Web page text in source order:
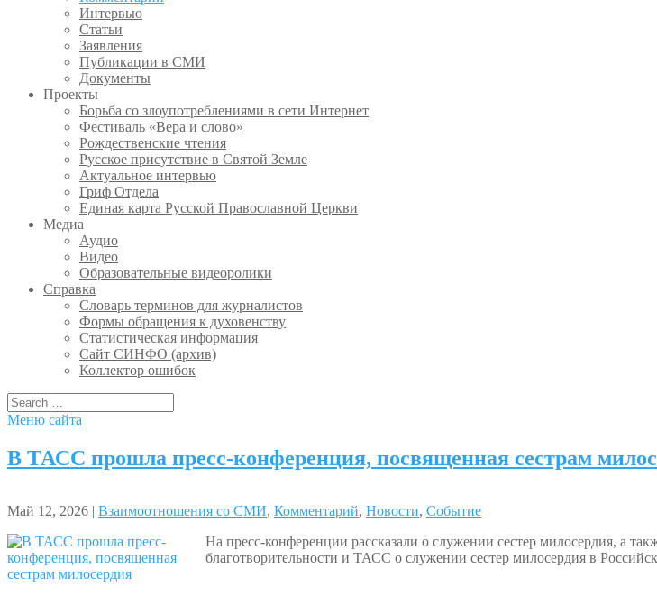
Интервью
Статьи
Заявления
Публикации в СМИ
Документы
Проекты
Борьба со злоупотреблениями в сети Интернет
Фестиваль «Вера и слово»
Рождественские чтения
Русское присутствие в Святой Земле
Актуальное интервью
Гриф Отдела
Единая карта Русской Православной Церкви
Медиа
Аудио
Видео
Образовательные видеоролики
Справка
Словарь терминов для журналистов
Формы обращения к духовенству
Статистическая информация
Сайт СИНФО (архив)
Коллектор ошибок
Меню сайта
В ТАСС прошла пресс-конференция, посвященная сестрам
Май 12, 2026 | Взаимоотношения со СМИ, Комментарий, Новости, Событие
На пресс-конференции рассказали о служении сестер милосердия, а
благотворительности и ТАСС о служении сестер милосердия в